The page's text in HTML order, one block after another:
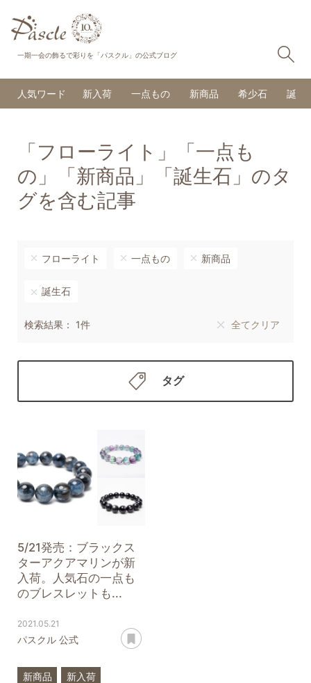
一期一会の飾るで彩りを「パスクル」の公式ブログ
人気ワード 新入荷 一点もの 新商品 希少石 誕生
「フローライト」「一点も
の」「新商品」「誕生石」のタ
グを含む記事
フローライト 一点もの 新商品
誕生石
検索結果： 1件 全てクリア
タグ
5/21発売：ブラックス
ターアクアマリンが新
入荷。人気石の一点も
のブレスレットも...
2021.05.21
パスクル 公式
新商品
新入荷